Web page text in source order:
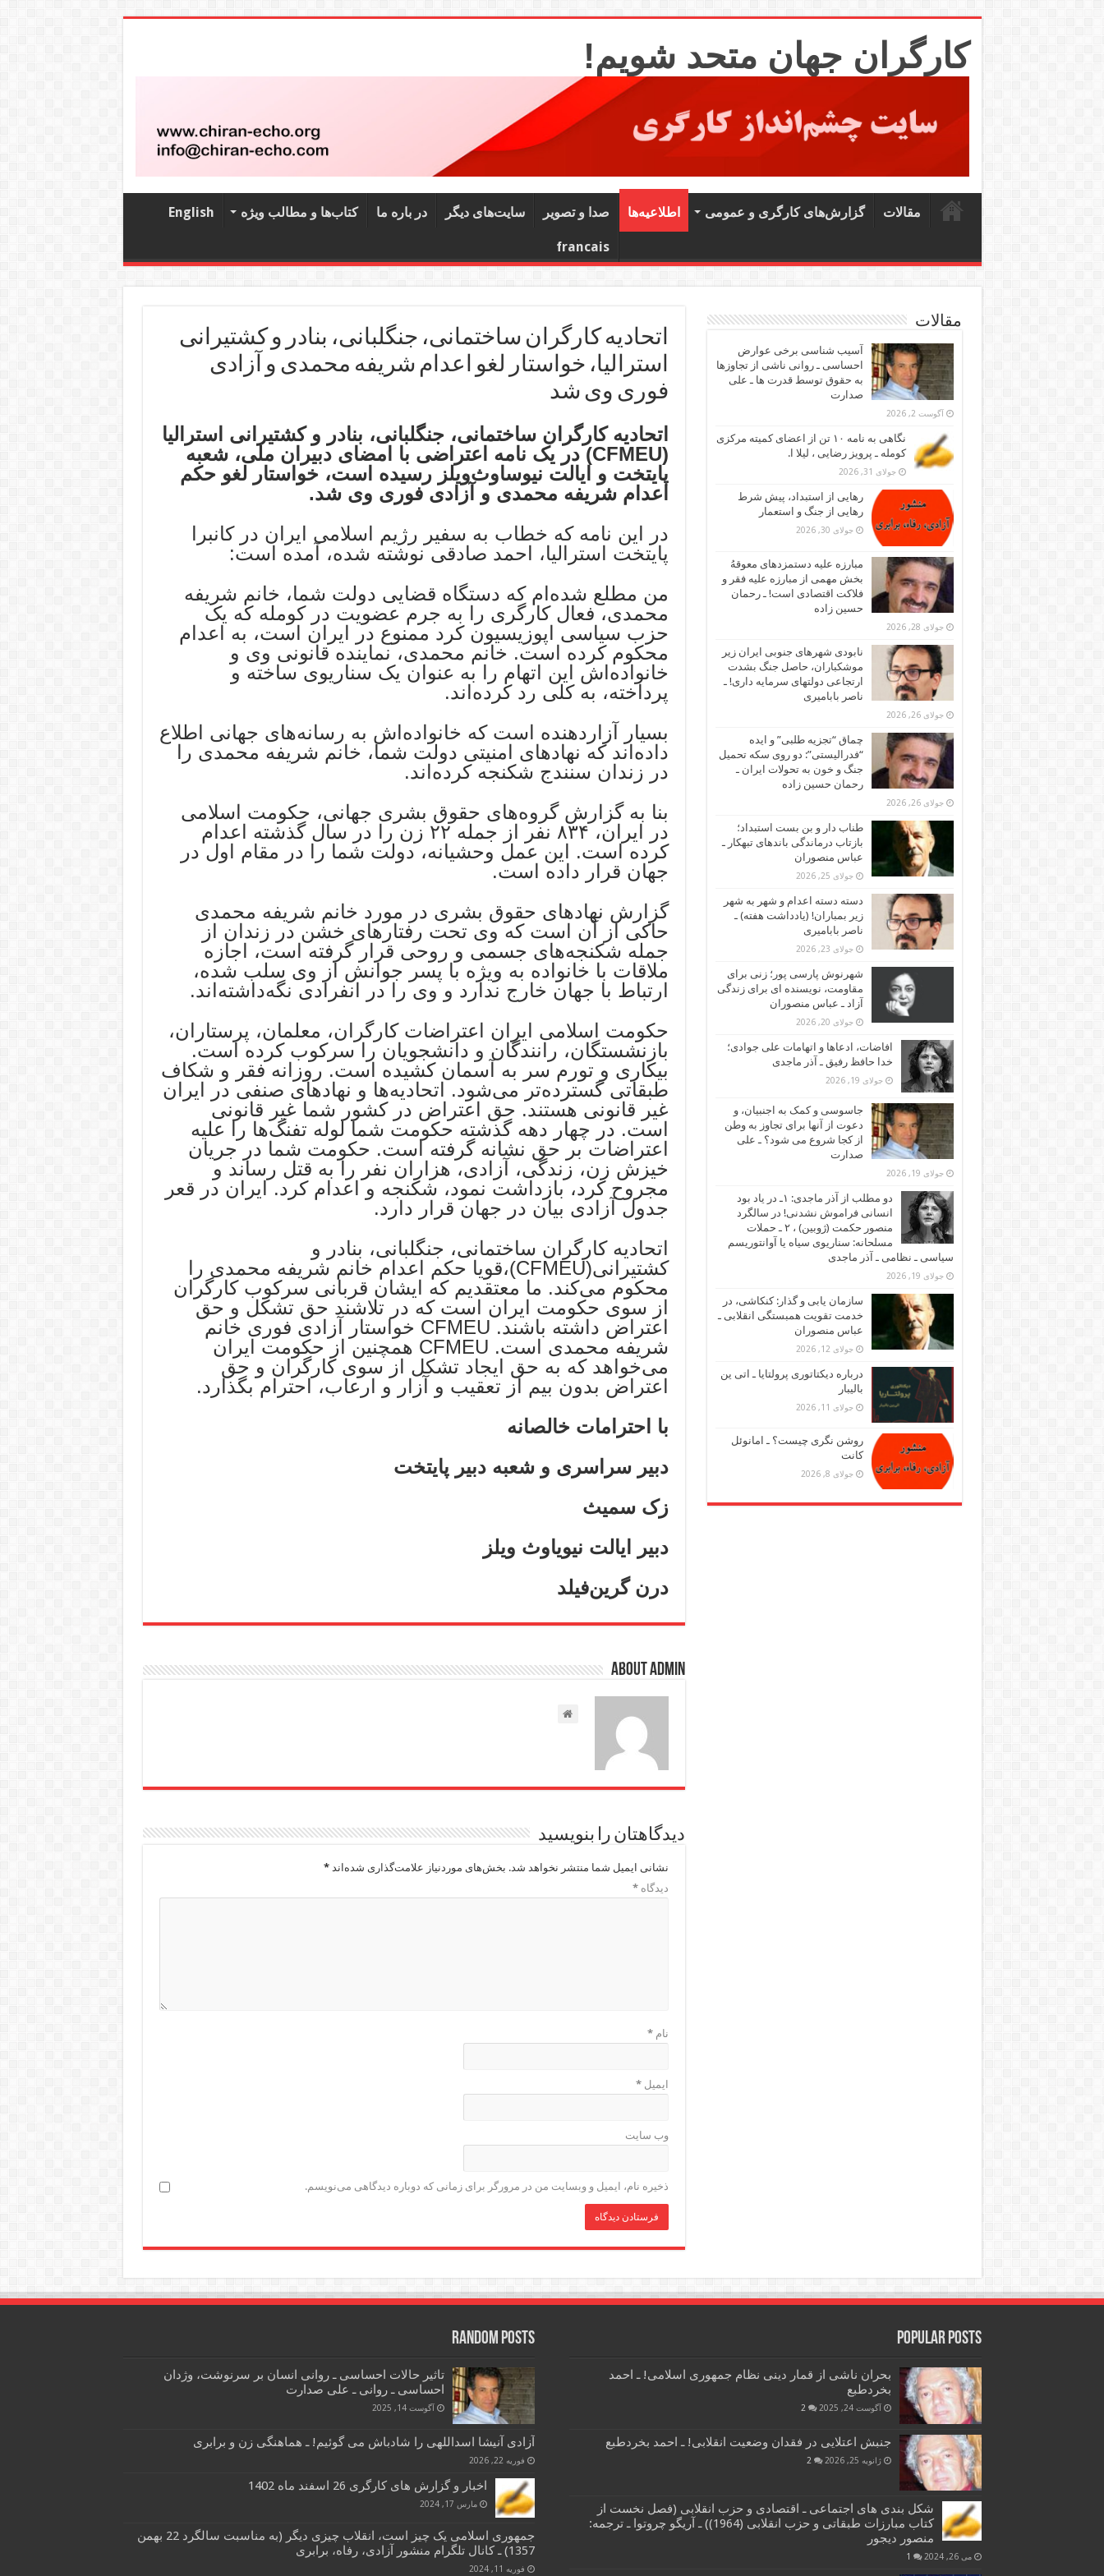
کارگران جهان متحد شویم!
مقالات گزارش‌های کارگری و عمومی اطلاعیه‌ها صدا و تصویر سایت‌های دیگر در باره ما کتاب‌‌ها و مطالب ویژه English
francais
اتحادیه کارگران ساختمانی، جنگلبانی، بنادر و کشتیرانی
استرالیا، خواستار لغو اعدام شریفه محمدی و آزادی
فوری وی شد
اتحادیه کارگران ساختمانی، جنگلبانی، بنادر و کشتیرانی استرالیا
(CFMEU) در یک نامه اعتراضی با امضای دبیران ملی، شعبه
پایتخت و ایالت نیوساوث‌ویلز رسیده است، خواستار لغو حکم
اعدام شریفه محمدی و آزادی فوری وی شد.
در این نامه که خطاب به سفیر رژیم اسلامی ایران در کانبرا
پایتخت استرالیا، احمد صادقی نوشته شده، آمده است:
من مطلع شده‌ام که دستگاه قضایی دولت شما، خانم شریفه
محمدی، فعال کارگری را به جرم عضویت در کومله که یک
حزب سیاسی اپوزیسیون کرد ممنوع در ایران است، به اعدام
محکوم کرده است. خانم محمدی، نماینده قانونی وی و
خانواده‌اش این اتهام را به عنوان یک سناریوی ساخته و‌
پرداخته، به کلی رد کرده‌اند.
بسیار آزاردهنده است که خانواده‌اش به رسانه‌های جهانی اطلاع
داده‌اند که نهادهای امنیتی دولت شما، خانم شریفه محمدی را
در زندان سنندج شکنجه کرده‌اند.
بنا به گزارش گروه‌های حقوق بشری جهانی، حکومت اسلامی
در ایران، ۸۳۴ نفر از جمله ۲۲ زن را در سال گذشته اعدام
کرده است. این عمل وحشیانه، دولت شما را در مقام اول در
جهان قرار داده است.
گزارش نهادهای حقوق بشری در مورد خانم شریفه محمدی
حاکی از آن است که وی تحت رفتارهای خشن در زندان از
جمله شکنجه‌های جسمی و روحی قرار گرفته است، اجازه
ملاقات با خانواده به ویژه با پسر جوانش از وی سلب شده،
ارتباط با جهان خارج ندارد و وی را در انفرادی نگه‌داشته‌اند.
حکومت اسلامی ایران اعتراضات کارگران، معلمان، پرستاران،
بازنشستگان، رانندگان و دانشجویان را سرکوب کرده است.
بیکاری ‌و تورم سر به آسمان کشیده است. روزانه فقر و شکاف
طبقاتی گسترده‌تر می‌شود. اتحادیه‌ها و نهادهای صنفی در ایران
غیر قانونی هستند. حق اعتراض در کشور شما غیر قانونی
است. در چهار دهه گذشته حکومت شما لوله تفنگ‌ها را علیه
اعتراضات بر حق نشانه گرفته است. حکومت شما در جریان
خیزش زن، زندگی، آزادی، هزاران نفر را به قتل رساند و‌
مجروح کرد، بازداشت نمود، شکنجه و اعدام کرد. ایران در قعر
جدول آزادی‌ بیان در جهان قرار دارد.
اتحادیه کارگران ساختمانی، جنگلبانی، بنادر و
کشتیرانی(CFMEU)،قویا حکم اعدام خانم شریفه محمدی را
محکوم می‌کند. ما معتقدیم که ایشان قربانی سرکوب کارگران
از سوی حکومت ایران است که در تلاشند حق تشکل و حق
اعتراض داشته باشند. CFMEU خواستار آزادی فوری خانم
شریفه محمدی است. CFMEU همچنین از حکومت ایران
می‌خواهد که به حق ایجاد تشکل از سوی کارگران و حق
اعتراض بدون بیم از تعقیب و آزار و ارعاب، احترام بگذارد.
با احترامات خالصانه
دبیر سراسری و شعبه دبیر پایتخت
زک سمیث
دبیر ایالت نیویاوث ویلز
درن گرین‌فیلد
About admin
دیدگاهتان را بنویسید
نشانی ایمیل شما منتشر نخواهد شد. بخش‌های موردنیاز علامت‌گذاری شده‌اند*
دیدگاه*
نام*
ایمیل*
وب‌ سایت
ذخیره نام، ایمیل و وبسایت من در مرورگر برای زمانی که دوباره دیدگاهی می‌نویسم.
مقالات
آسیب شناسی برخی عوارض
احساسی ـ روانی ناشی از تجاوزها
به حقوق توسط قدرت ها ـ علی
صدارت
آگوست 2, 2026
نگاهی به نامه ۱۰ تن از اعضای کمیته مرکزی
کومله ـ پرویز رضایی ، لیلا ا.
جولای 31, 2026
رهایی از استبداد، پیش شرط
رهایی از جنگ و استعمار
جولای 30, 2026
مبارزه علیه دستمزدهای معوقهُ
بخش مهمی از مبارزه علیه فقر و
فلاکت اقتصادی است! ـ رحمان
حسین زاده
جولای 28, 2026
نابودی شهرهای جنوبی ایران زیر
موشکباران، حاصل جنگ بشدت
ارتجاعی دولتهای سرمایه داری! ـ
ناصر بابامیری
جولای 26, 2026
چماق “تجزیه طلبی” و ایده
“فدرالیستی”: دو روی سکه تحمیل
جنگ و خون به تحولات ایران ـ
رحمان حسین زاده
جولای 26, 2026
طناب دار و بن بست استبداد؛
بازتاب درماندگی باندهای تبهکار ـ
عباس منصوران
جولای 25, 2026
دسته دسته اعدام و شهر به شهر
زیر بمباران! (یادداشت هفته) ـ
ناصر بابامیری
جولای 23, 2026
شهرنوش پارسی پور؛ زنی برای
مقاومت، نویسنده ای برای زندگی
آزاد ـ عباس منصوران
جولای 20, 2026
افاضات، ادعاها و اتهامات علی جوادی؛
خدا حافظ رفیق ـ آذر ماجدی
جولای 19, 2026
جاسوسی و کمک به اجنبیان، و
دعوت از آنها برای تجاوز به وطن
از کجا شروع می شود؟ ـ علی
صدارت
جولای 19, 2026
دو مطلب از آذر ماجدی: ۱ـ در یاد بود
انسانی فراموش نشدنی! در سالگرد
منصور حکمت (ژوبین) ، ۲ ـ حملات
مسلحانه: سناریوی سیاه یا آوانتوریسم
سیاسی ـ نظامی ـ آذر ماجدی
جولای 19, 2026
سازمان یابی و گذار: کنکاشی، در
خدمت تقویت همبستگی انقلابی ـ
عباس منصوران
جولای 12, 2026
درباره دیکتاتوری پرولتایا ـ اتی ین
بالیبار
جولای 11, 2026
روشن نگری چیست؟ ـ امانوئل
کانت
جولای 8, 2026
Popular Posts
بحران ناشی از قمار دینی نظام جمهوری اسلامی! ـ احمد
بخردطبع
آگوست 24, 2025 2
جنبش اعتلایی در فقدان وضعیت انقلابی! ـ احمد بخردطبع
ژانویه 25, 2026 2
شکل بندی های اجتماعی ـ اقتصادی و حزب انقلابی (فصل نخست از
کتاب مبارزات طبقاتی و حزب انقلابی (1964)) ـ آریگو چروتوا ـ ترجمه:
منصور دیجور
می 26, 2024 1
Random Posts
تاثیر حالات احساسی ـ روانی انسان بر سرنوشت، وژدان
احساسی ـ روانی ـ علی صدارت
آگوست 14, 2025
آزادی آنیشا اسداللهی را شادباش می گوئیم! ـ هماهنگی زن و برابری
فوریه 22, 2026
اخبار و گزارش های کارگری 26 اسفند ماه 1402
مارس 17, 2024
جمهوری اسلامی یک چیز است، انقلاب چیزی دیگر (به مناسبت سالگرد 22 بهمن
1357) ـ کانال تلگرام منشور آزادی، رفاه، برابری
فوریه 11, 2024